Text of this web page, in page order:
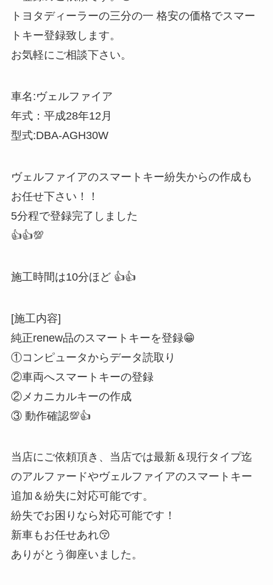
トヨタディーラーの三分の一 格安の価格でスマー
トキー登録致します。
お気軽にご相談下さい。
車名:ヴェルファイア
年式：平成28年12月
型式:DBA-AGH30W
ヴェルファイアのスマートキー紛失からの作成も
お任せ下さい！！
5分程で登録完了しました
👍👍💯
施工時間は10分ほど 👍👍
[施工内容]
純正renew品のスマートキーを登録😁
①コンピュータからデータ読取り
②車両へスマートキーの登録
②メカニカルキーの作成
③ 動作確認💯👍
当店にご依頼頂き、当店では最新＆現行タイプ迄
のアルファードやヴェルファイアのスマートキー
追加＆紛失に対応可能です。
紛失でお困りなら対応可能です！
新車もお任せあれ😚
ありがとう御座いました。